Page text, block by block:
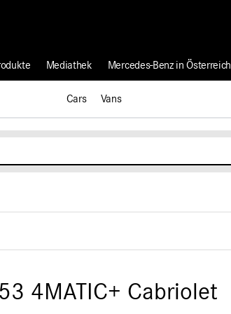
Cars Vans
Mediathek Mercedes-Benz in Österreich
4MATIC+ Cabriolet